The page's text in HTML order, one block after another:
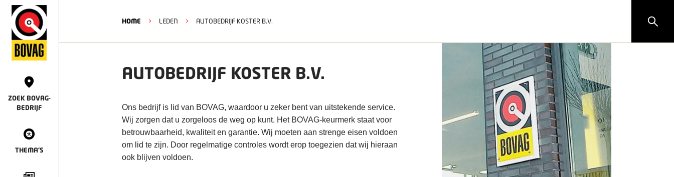
ZOEK BOVAG-
BEDRIJF
THEMA'S
HOME > LEDEN > AUTOBEDRIJF KOSTER B.V.
AUTOBEDRIJF KOSTER B.V.
Ons bedrijf is lid van BOVAG, waardoor u zeker bent van uitstekende service.
Wij zorgen dat u zorgeloos de weg op kunt. Het BOVAG-keurmerk staat voor
betrouwbaarheid, kwaliteit en garantie. Wij moeten aan strenge eisen voldoen
om lid te zijn. Door regelmatige controles wordt erop toegezien dat wij hieraan
ook blijven voldoen.